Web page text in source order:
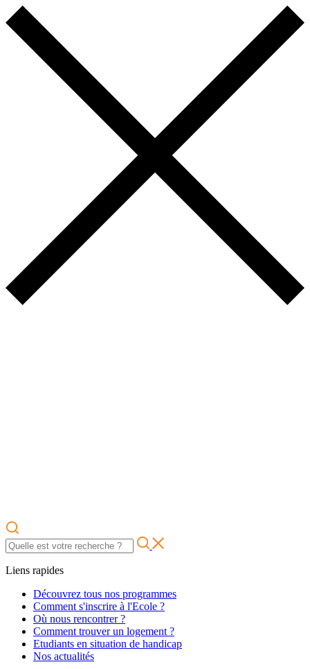
Liens rapides
Découvrez tous nos programmes
Comment s'inscrire à l'Ecole ?
Où nous rencontrer ?
Comment trouver un logement ?
Etudiants en situation de handicap
Nos actualités